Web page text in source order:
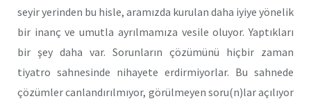
seyir yerinden bu hisle, aramızda kurulan daha iyiye yönelik
bir inanç ve umutla ayrılmamıza vesile oluyor. Yaptıkları
bir şey daha var. Sorunların çözümünü hiçbir zaman
tiyatro sahnesinde nihayete erdirmiyorlar. Bu sahnede
çözümler canlandırılmıyor, görülmeyen soru(n)lar açılıyor